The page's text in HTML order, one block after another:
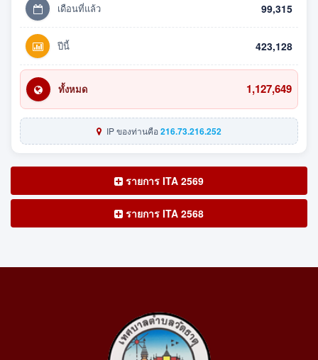
เดือนที่แล้ว 99,315
ปีนี้ 423,128
ทั้งหมด 1,127,649
IP ของท่านคือ216.73.216.252
รายการ ITA 2569
รายการ ITA 2568